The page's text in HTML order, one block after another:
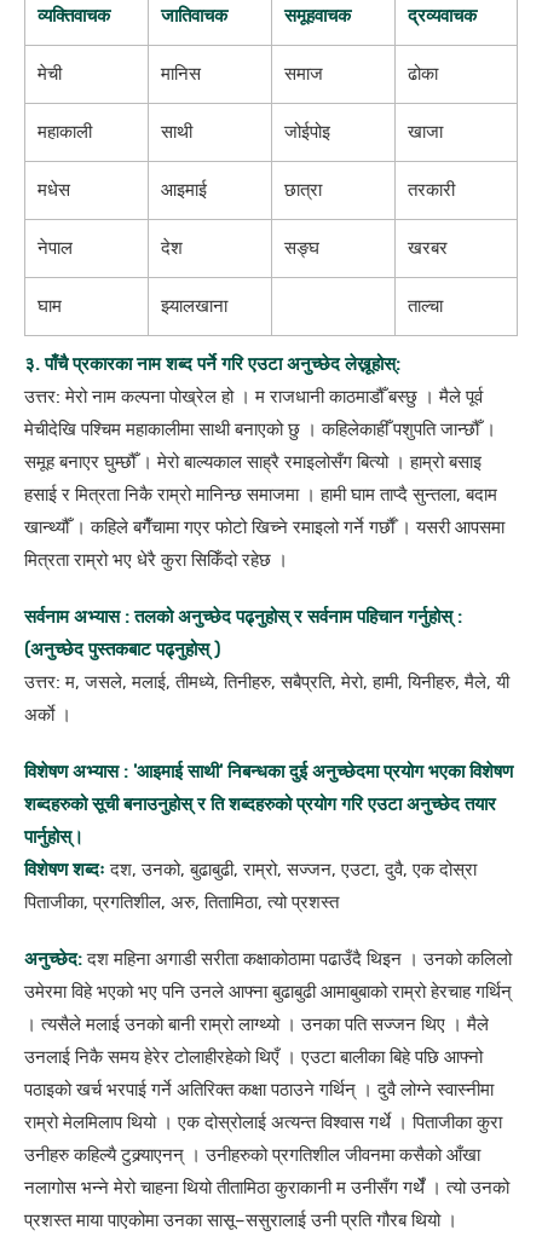
व्यक्तिवाचक जातिवाचक समूहवाचक द्रव्यवाचक
मेची मानिस समाज ढोका
महाकाली साथी जोईपोइ खाजा
मधेस आइमाई छात्रा तरकारी
नेपाल देश सङ्घ खरबर
घाम झ्यालखाना ताल्चा
३. पाँचै प्रकारका नाम शब्द पर्ने गरि एउटा अनुच्छेद लेख्नूहोस्:
उत्तर: मेरो नाम कल्पना पोख्रेल हो । म राजधानी काठमाडौँ बस्छु । मैले पूर्व
मेचीदेखि पश्चिम महाकालीमा साथी बनाएको छु । कहिलेकाहीँ पशुपति जान्छौँ ।
समूह बनाएर घुम्छौँ । मेरो बाल्यकाल साह्रै रमाइलोसँग बित्यो । हाम्रो बसाइ
हसाई र मित्रता निकै राम्रो मानिन्छ समाजमा । हामी घाम ताप्दै सुन्तला, बदाम
खान्थ्यौँ । कहिले बगैँचामा गएर फोटो खिच्ने रमाइलो गर्ने गर्छाैँ । यसरी आपसमा
मित्रता राम्रो भए धेरै कुरा सिकिँदो रहेछ ।
सर्वनाम अभ्यास : तलको अनुच्छेद पढ्नुहोस् र सर्वनाम पहिचान गर्नुहोस् :
(अनुच्छेद पुस्तकबाट पढ्नुहोस् )
उत्तर: म, जसले, मलाई, तीमध्ये, तिनीहरु, सबैप्रति, मेरो, हामी, यिनीहरु, मैले, यी
अर्काे ।
विशेषण अभ्यास : 'आइमाई साथी' निबन्धका दुई अनुच्छेदमा प्रयोग भएका विशेषण
शब्दहरुको सूची बनाउनुहोस् र ति शब्दहरुको प्रयोग गरि एउटा अनुच्छेद तयार
पार्नुहोस्।
विशेषण शब्दः दश, उनको, बुढाबुढी, राम्रो, सज्जन, एउटा, दुवै, एक दोस्रा
पिताजीका, प्रगतिशील, अरु, तितामिठा, त्यो प्रशस्त
अनुच्छेद:दश महिना अगाडी सरीता कक्षाकोठामा पढाउँदै थिइन । उनको कलिलो
उमेरमा विहे भएको भए पनि उनले आफ्ना बुढाबुढी आमाबुबाको राम्रो हेरचाह गर्थिन्
। त्यसैले मलाई उनको बानी राम्रो लाग्थ्यो । उनका पति सज्जन थिए । मैले
उनलाई निकै समय हेरेर टोलाहीरहेको थिएँ । एउटा बालीका बिहे पछि आफ्नो
पठाइको खर्च भरपाई गर्ने अतिरिक्त कक्षा पठाउने गर्थिन् । दुवै लोग्ने स्वास्नीमा
राम्रो मेलमिलाप थियो । एक दोस्रोलाई अत्यन्त विश्वास गर्थे । पिताजीका कुरा
उनीहरु कहिल्यै टुक्र्याएनन् । उनीहरुको प्रगतिशील जीवनमा कसैको आँखा
नलागोस भन्ने मेरो चाहना थियो तीतामिठा कुराकानी म उनीसँग गर्थेँ । त्यो उनको
प्रशस्त माया पाएकोमा उनका सासू–ससुरालाई उनी प्रति गौरब थियो ।